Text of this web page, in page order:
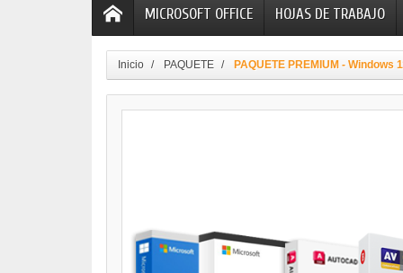
MICROSOFT OFFICE HOJAS DE TRABAJO
Inicio PAQUETE PAQUETE PREMIUM -